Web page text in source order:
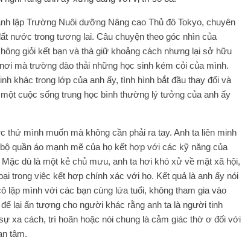
lập Trường Nuôi dưỡng Nâng cao Thủ đô Tokyo, chuyên
nước trong tương lai. Câu chuyện theo góc nhìn của
giỏi kết bạn và thà giữ khoảng cách nhưng lại sở hữu
mà trường đào thải những học sinh kém cỏi của mình.
khác trong lớp của anh ấy, tình hình bắt đầu thay đổi và
cuộc sống trung học bình thường lý tưởng của anh ấy
mình muốn mà không cần phải ra tay. Anh ta liên minh
quần áo mạnh mẽ của họ kết hợp với các kỹ năng của
dù là một kẻ chủ mưu, anh ta hơi khó xử về mặt xã hội,
trong việc kết hợp chính xác với họ. Kết quả là anh ấy nói
lập mình với các bạn cùng lứa tuổi, không tham gia vào
lại ấn tượng cho người khác rằng anh ta là người tinh
xa cách, trì hoãn hoặc nói chung là cảm giác thờ ơ đối với
tâm.